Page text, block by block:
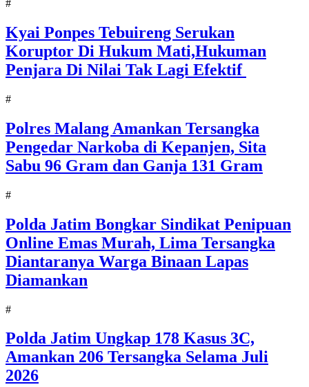
#
Kyai Ponpes Tebuireng Serukan
Koruptor Di Hukum Mati,Hukuman
Penjara Di Nilai Tak Lagi Efektif
#
Polres Malang Amankan Tersangka
Pengedar Narkoba di Kepanjen, Sita
Sabu 96 Gram dan Ganja 131 Gram
#
Polda Jatim Bongkar Sindikat Penipuan
Online Emas Murah, Lima Tersangka
Diantaranya Warga Binaan Lapas
Diamankan
#
Polda Jatim Ungkap 178 Kasus 3C,
Amankan 206 Tersangka Selama Juli
2026